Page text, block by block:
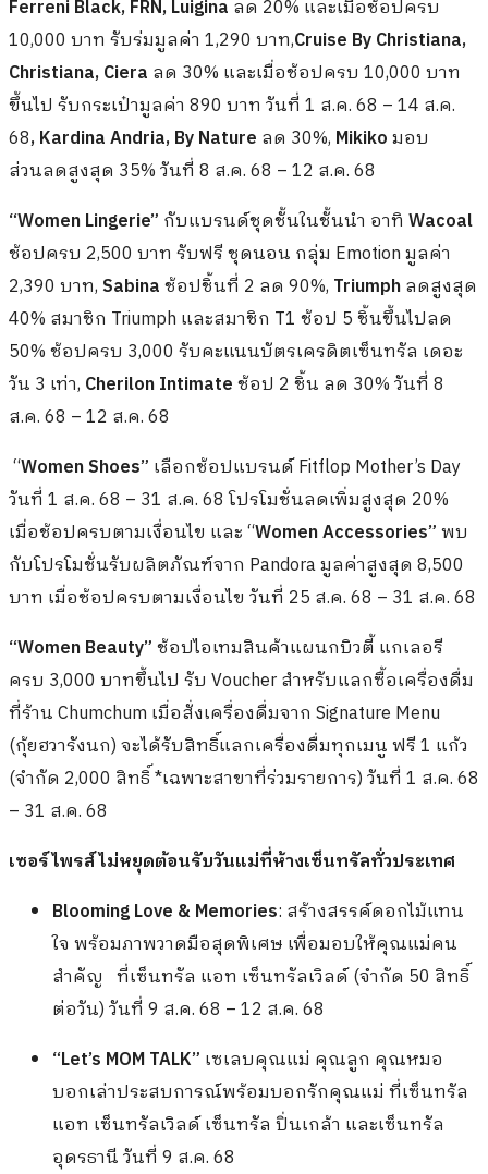
Ferreni Black, FRN, Luigina ลด 20% และเมื่อช้อปครบ
10,000 บาท รับร่มมูลค่า 1,290 บาท,Cruise By Christiana,
Christiana, Ciera ลด 30% และเมื่อช้อปครบ 10,000 บาท
ขึ้นไป รับกระเป๋ามูลค่า 890 บาท วันที่ 1 ส.ค. 68 – 14 ส.ค.
68, Kardina Andria, By Nature ลด 30%, Mikikoมอบ
ส่วนลดสูงสุด 35% วันที่ 8 ส.ค. 68 – 12 ส.ค. 68
“Women Lingerie” กับแบรนด์ชุดชั้นในชั้นนำ อาทิ Wacoal
ช้อปครบ 2,500 บาท รับฟรี ชุดนอน กลุ่ม Emotion มูลค่า
2,390 บาท, Sabinaช้อปชิ้นที่ 2 ลด 90%, Triumphลดสูงสุด
40% สมาชิก Triumph และสมาชิก T1 ช้อป 5 ชิ้นขึ้นไปลด
50% ช้อปครบ 3,000 รับคะแนนบัตรเครดิตเซ็นทรัล เดอะ
วัน 3 เท่า, Cherilon Intimateช้อป 2 ชิ้น ลด 30% วันที่ 8
ส.ค. 68 – 12 ส.ค. 68
“Women Shoes” เลือกช้อปแบรนด์ Fitflop Mother’s Day
วันที่ 1 ส.ค. 68 – 31 ส.ค. 68 โปรโมชั่นลดเพิ่มสูงสุด 20%
เมื่อช้อปครบตามเงื่อนไข และ “Women Accessories”พบ
กับโปรโมชั่นรับผลิตภัณฑ์จาก Pandora มูลค่าสูงสุด 8,500
บาท เมื่อช้อปครบตามเงื่อนไข วันที่ 25 ส.ค. 68 – 31 ส.ค. 68
“Women Beauty”ช้อปไอเทมสินค้าแผนกบิวตี้ แกเลอรี
ครบ 3,000 บาทขึ้นไป รับ Voucher สำหรับแลกซื้อเครื่องดื่ม
ที่ร้าน Chumchum เมื่อสั่งเครื่องดื่มจาก Signature Menu
(กุ้ยฮวารังนก) จะได้รับสิทธิ์แลกเครื่องดื่มทุกเมนู ฟรี 1 แก้ว
(จำกัด 2,000 สิทธิ์ *เฉพาะสาขาที่ร่วมรายการ) วันที่ 1 ส.ค. 68
– 31 ส.ค. 68
เซอร์ไพรส์ไม่หยุดต้อนรับวันแม่ที่ห้างเซ็นทรัลทั่วประเทศ
Blooming Love & Memories: สร้างสรรค์ดอกไม้แทน
ใจ พร้อมภาพวาดมือสุดพิเศษ เพื่อมอบให้คุณแม่คน
สำคัญ ที่เซ็นทรัล แอท เซ็นทรัลเวิลด์ (จำกัด 50 สิทธิ์
ต่อวัน) วันที่ 9 ส.ค. 68 – 12 ส.ค. 68
“Let’s MOM TALK” เซเลบคุณแม่ คุณลูก คุณหมอ
บอกเล่าประสบการณ์พร้อมบอกรักคุณแม่ ที่เซ็นทรัล
แอท เซ็นทรัลเวิลด์ เซ็นทรัล ปิ่นเกล้า และเซ็นทรัล
อุดรธานี วันที่ 9 ส.ค. 68